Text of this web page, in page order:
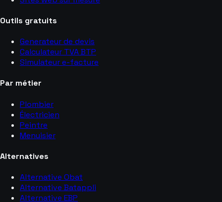
Outils gratuits
Generateur de devis
Calculateur TVA BTP
Simulateur e-facture
Par métier
Plombier
Électricien
Peintre
Menuisier
Alternatives
Alternative Obat
Alternative Batappli
Alternative EBP